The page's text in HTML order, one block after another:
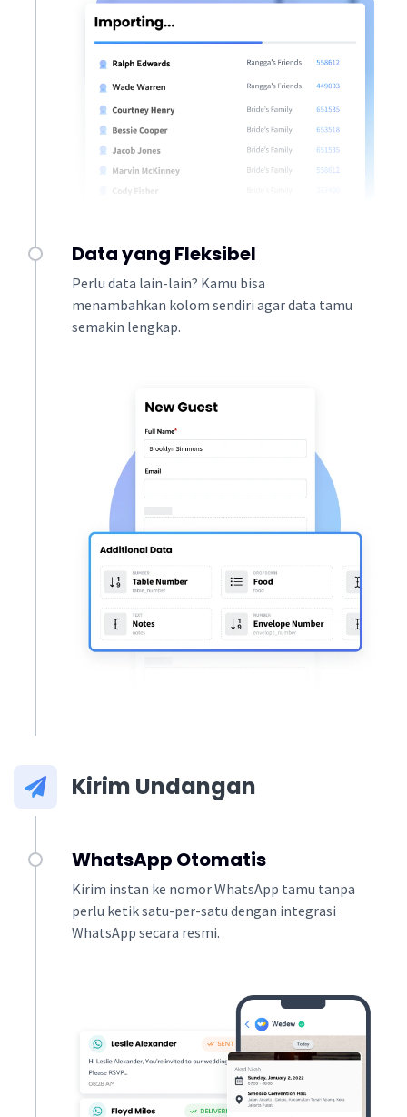
Data yang Fleksibel
Perlu data lain-lain? Kamu bisa
menambahkan kolom sendiri agar data tamu
semakin lengkap.
Kirim Undangan
WhatsApp Otomatis
Kirim instan ke nomor WhatsApp tamu tanpa
perlu ketik satu-per-satu dengan integrasi
WhatsApp secara resmi.